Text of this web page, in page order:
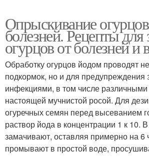
Опрыскивание
болезней. Рецепты
огурцов от болезней и
Обработку огурцов йодом проводят
подкормок, но и для предупреждения
инфекциями, в том числе
настоящей мучнистой росой. Для
огуречных семян перед высеванием
раствор йода в концентрации 1 к 10.
замачивают, оставляя примерно на 6
промывают в простой воде,